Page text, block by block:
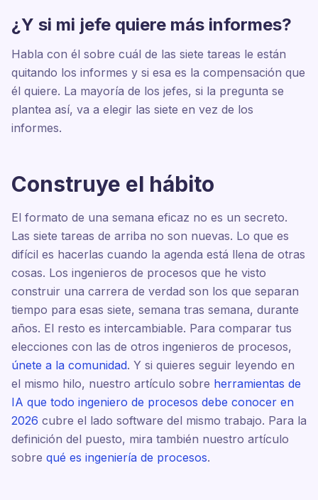
¿Y si mi jefe quiere más informes?
Habla con él sobre cuál de las siete tareas le están
quitando los informes y si esa es la compensación que
él quiere. La mayoría de los jefes, si la pregunta se
plantea así, va a elegir las siete en vez de los
informes.
Construye el hábito
El formato de una semana eficaz no es un secreto.
Las siete tareas de arriba no son nuevas. Lo que es
difícil es hacerlas cuando la agenda está llena de otras
cosas. Los ingenieros de procesos que he visto
construir una carrera de verdad son los que separan
tiempo para esas siete, semana tras semana, durante
años. El resto es intercambiable. Para comparar tus
elecciones con las de otros ingenieros de procesos,
únete a la comunidad. Y si quieres seguir leyendo en
el mismo hilo, nuestro artículo sobre herramientas de
IA que todo ingeniero de procesos debe conocer en
2026 cubre el lado software del mismo trabajo. Para la
definición del puesto, mira también nuestro artículo
sobre qué es ingeniería de procesos.